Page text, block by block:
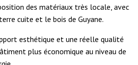
des matériaux très locale, avec
cuite et le bois de Guyane.
esthétique et une réelle qualité
plus économique au niveau de